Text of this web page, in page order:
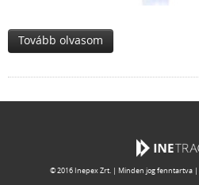
Tovább olvasom
© 2016 Inepex Zrt.| Minden jog fenntartva |